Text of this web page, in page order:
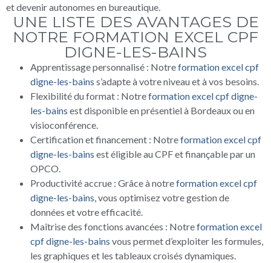
et devenir autonomes en bureautique.
UNE LISTE DES AVANTAGES DE
NOTRE FORMATION EXCEL CPF
DIGNE-LES-BAINS
Apprentissage personnalisé : Notreformation excel cpf
digne-les-bains s’adapte à votre niveau et à vos besoins.
Flexibilité du format : Notreformation excel cpf digne-
les-bains est disponible en présentiel à Bordeaux ou en
visioconférence.
Certification et financement : Notreformation excel cpf
digne-les-bains est éligible au CPF et finançable par un
OPCO.
Productivité accrue : Grâce à notreformation excel cpf
digne-les-bains, vous optimisez votre gestion de
données et votre efficacité.
Maîtrise des fonctions avancées : Notreformation excel
cpf digne-les-bains vous permet d’exploiter les formules,
les graphiques et les tableaux croisés dynamiques.